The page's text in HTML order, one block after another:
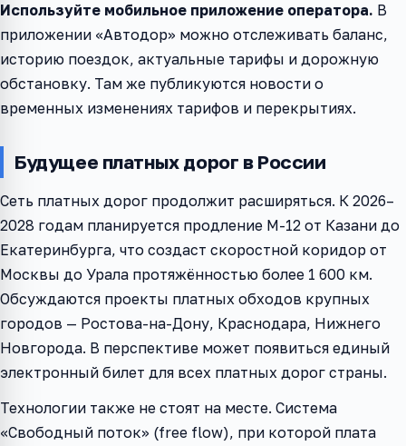
Используйте мобильное приложение оператора. В
приложении «Автодор» можно отслеживать баланс,
историю поездок, актуальные тарифы и дорожную
обстановку. Там же публикуются новости о
временных изменениях тарифов и перекрытиях.
Будущее платных дорог в России
Сеть платных дорог продолжит расширяться. К 2026–
2028 годам планируется продление М-12 от Казани до
Екатеринбурга, что создаст скоростной коридор от
Москвы до Урала протяжённостью более 1 600 км.
Обсуждаются проекты платных обходов крупных
городов — Ростова-на-Дону, Краснодара, Нижнего
Новгорода. В перспективе может появиться единый
электронный билет для всех платных дорог страны.
Технологии также не стоят на месте. Система
«Свободный поток» (free flow), при которой плата